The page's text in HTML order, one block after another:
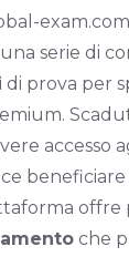
serie di
di prova per
accesso
offre
che